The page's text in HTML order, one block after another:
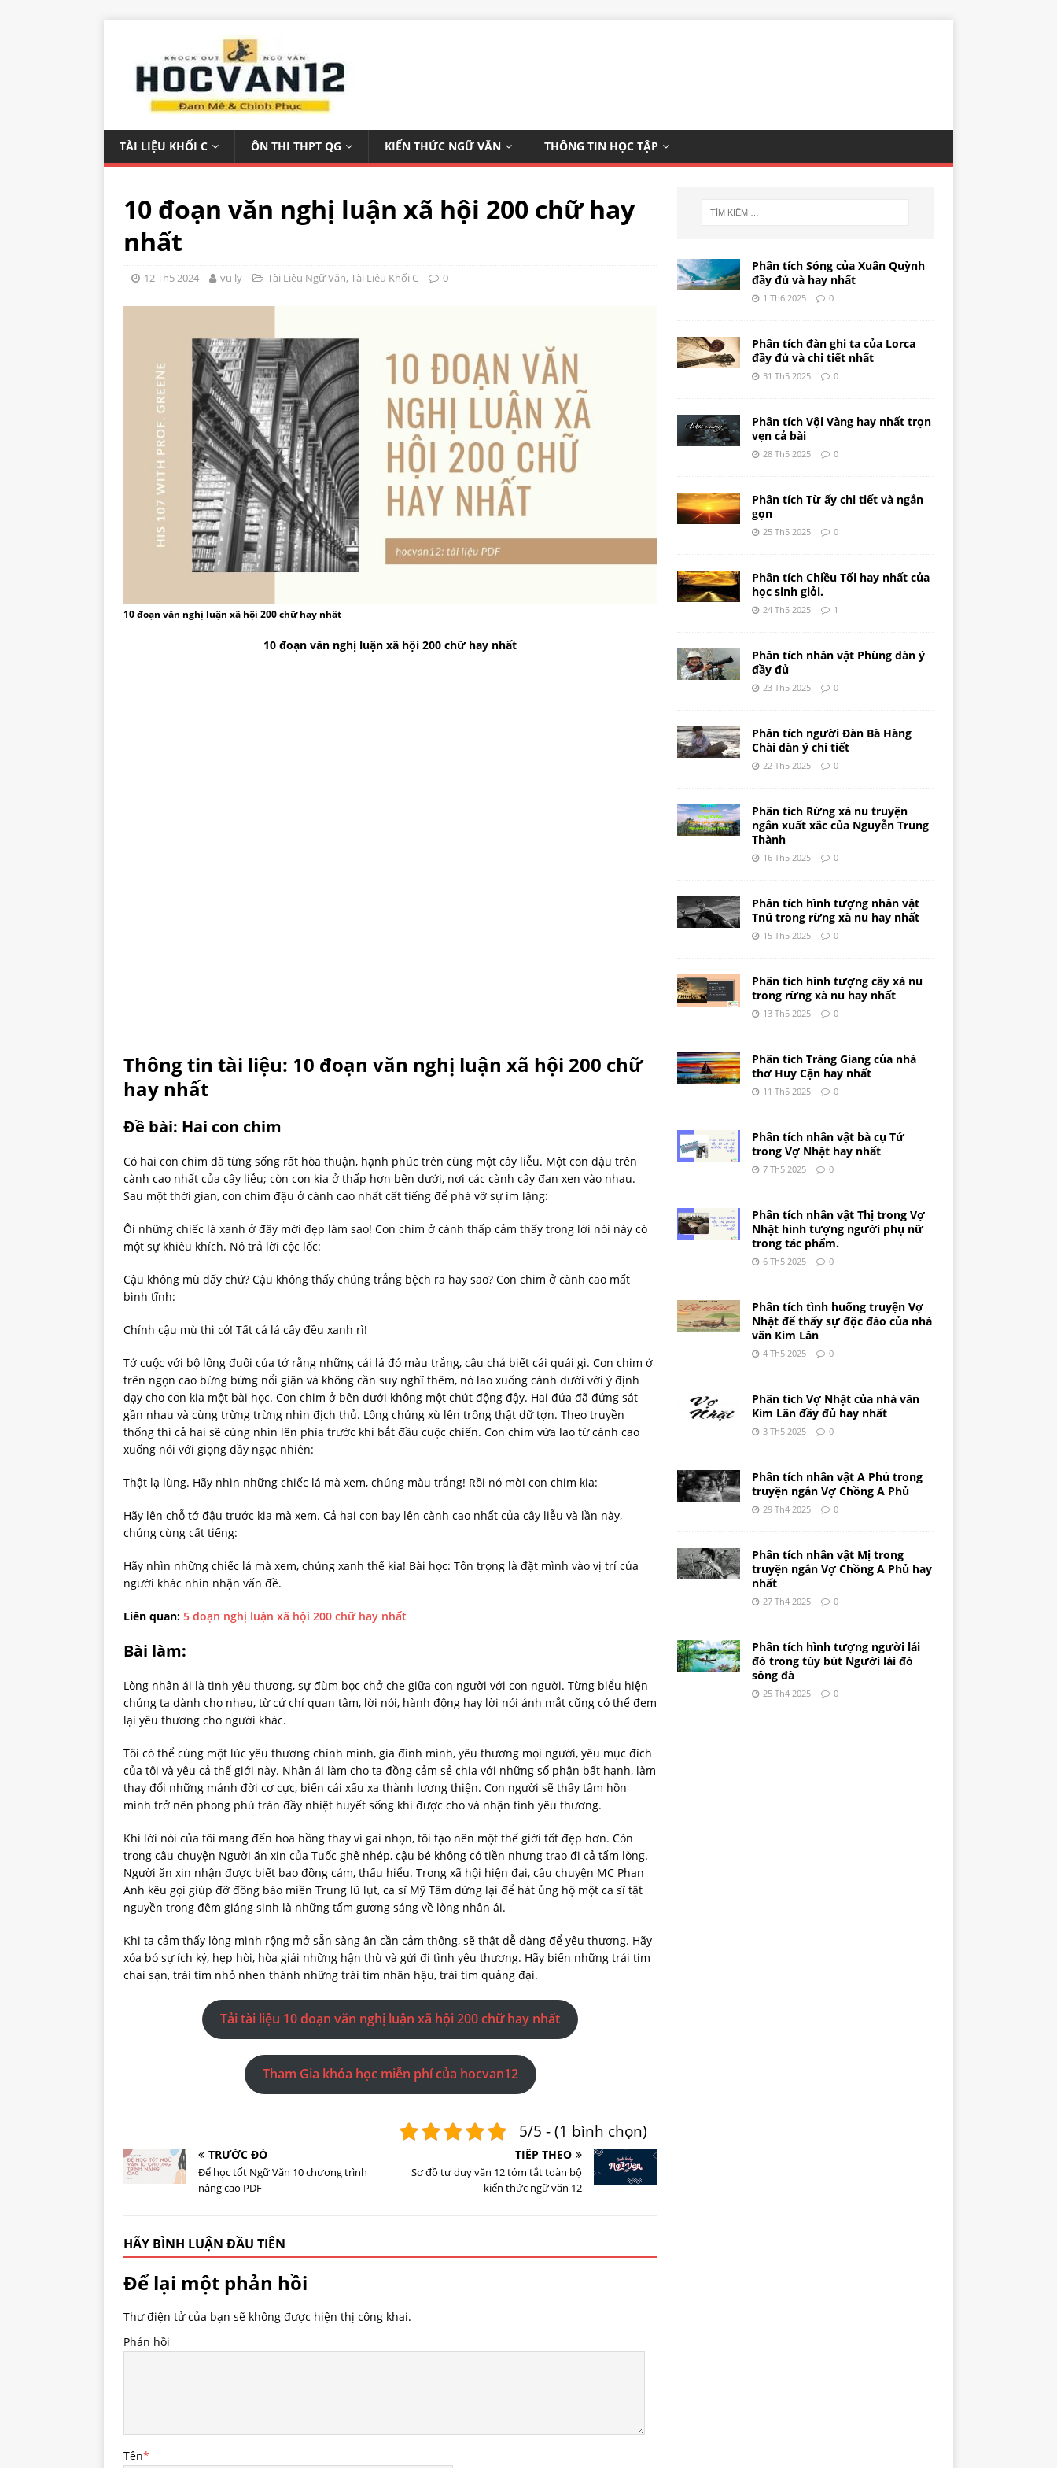
TÀI LIỆU KHỐI C ÔN THI THPT QG KIẾN THỨC NGỮ VĂN THÔNG TIN HỌC TẬP
10 đoạn văn nghị luận xã hội 200 chữ hay
nhất
12 Th5 2024 vu ly Tài Liệu Ngữ Văn, Tài Liệu Khối C 0
10 đoạn văn nghị luận xã hội 200 chữ hay nhất
10 đoạn văn nghị luận xã hội 200 chữ hay nhất
Thông tin tài liệu: 10 đoạn văn nghị luận xã hội 200 chữ
hay nhất
Đề bài: Hai con chim
Có hai con chim đã từng sống rất hòa thuận, hạnh phúc trên cùng một cây liễu. Một con đậu trên
cành cao nhất của cây liễu; còn con kia ở thấp hơn bên dưới, nơi các cành cây đan xen vào nhau.
Sau một thời gian, con chim đậu ở cành cao nhất cất tiếng để phá vỡ sự im lặng:
Ôi những chiếc lá xanh ở đây mới đẹp làm sao! Con chim ở cành thấp cảm thấy trong lời nói này có
một sự khiêu khích. Nó trả lời cộc lốc:
Cậu không mù đấy chứ? Cậu không thấy chúng trắng bệch ra hay sao? Con chim ở cành cao mất
bình tĩnh:
Chính cậu mù thì có! Tất cả lá cây đều xanh rì!
Tớ cuộc với bộ lông đuôi của tớ rằng những cái lá đó màu trắng, cậu chả biết cái quái gì. Con chim ở
trên ngọn cao bừng bừng nổi giận và không cần suy nghĩ thêm, nó lao xuống cành dưới với ý định
dạy cho con kia một bài học. Con chim ở bên dưới không một chút động đậy. Hai đứa đã đứng sát
gần nhau và cùng trừng trừng nhìn địch thủ. Lông chúng xù lên trông thật dữ tợn. Theo truyền
thống thì cả hai sẽ cùng nhìn lên phía trước khi bắt đầu cuộc chiến. Con chim vừa lao từ cành cao
xuống nói với giọng đầy ngạc nhiên:
Thật lạ lùng. Hãy nhìn những chiếc lá mà xem, chúng màu trắng! Rồi nó mời con chim kia:
Hãy lên chỗ tớ đậu trước kia mà xem. Cả hai con bay lên cành cao nhất của cây liễu và lần này,
chúng cùng cất tiếng:
Hãy nhìn những chiếc lá mà xem, chúng xanh thế kia! Bài học: Tôn trọng là đặt mình vào vị trí của
người khác nhìn nhận vấn đề.
Liên quan: 5 đoạn nghị luận xã hội 200 chữ hay nhất
Bài làm:
Lòng nhân ái là tình yêu thương, sự đùm bọc chở che giữa con người với con người. Từng biểu hiện
chúng ta dành cho nhau, từ cử chỉ quan tâm, lời nói, hành động hay lời nói ánh mắt cũng có thể đem
lại yêu thương cho người khác.
Tôi có thể cùng một lúc yêu thương chính mình, gia đình mình, yêu thương mọi người, yêu mục đích
của tôi và yêu cả thế giới này. Nhân ái làm cho ta đồng cảm sẻ chia với những số phận bất hạnh, làm
thay đổi những mảnh đời cơ cực, biến cái xấu xa thành lương thiện. Con người sẽ thấy tâm hồn
mình trở nên phong phú tràn đầy nhiệt huyết sống khi được cho và nhận tình yêu thương.
Khi lời nói của tôi mang đến hoa hồng thay vì gai nhọn, tôi tạo nên một thế giới tốt đẹp hơn. Còn
trong câu chuyện Người ăn xin của Tuốc ghê nhép, cậu bé không có tiền nhưng trao đi cả tấm lòng.
Người ăn xin nhận được biết bao đồng cảm, thấu hiểu. Trong xã hội hiện đại, câu chuyện MC Phan
Anh kêu gọi giúp đỡ đồng bào miền Trung lũ lụt, ca sĩ Mỹ Tâm dừng lại để hát ủng hộ một ca sĩ tật
nguyền trong đêm giáng sinh là những tấm gương sáng về lòng nhân ái.
Khi ta cảm thấy lòng mình rộng mở sẵn sàng ân cần cảm thông, sẽ thật dễ dàng để yêu thương. Hãy
xóa bỏ sự ích kỷ, hẹp hòi, hòa giải những hận thù và gửi đi tình yêu thương. Hãy biến những trái tim
chai sạn, trái tim nhỏ nhen thành những trái tim nhân hậu, trái tim quảng đại.
Tải tài liệu 10 đoạn văn nghị luận xã hội 200 chữ hay nhất
Tham Gia khóa học miễn phí của hocvan12
5/5 - (1 bình chọn)
TRƯỚC ĐÓ
Để học tốt Ngữ Văn 10 chương trình
nâng cao PDF
TIẾP THEO
Sơ đồ tư duy văn 12 tóm tắt toàn bộ
kiến thức ngữ văn 12
HÃY BÌNH LUẬN ĐẦU TIÊN
Để lại một phản hồi
Thư điện tử của bạn sẽ không được hiện thị công khai.
Phản hồi
Tên*
Phân tích Sóng của Xuân Quỳnh
đầy đủ và hay nhất
1 Th6 2025 0
Phân tích đàn ghi ta của Lorca
đầy đủ và chi tiết nhất
31 Th5 2025 0
Phân tích Vội Vàng hay nhất trọn
vẹn cả bài
28 Th5 2025 0
Phân tích Từ ấy chi tiết và ngắn
gọn
25 Th5 2025 0
Phân tích Chiều Tối hay nhất của
học sinh giỏi.
24 Th5 2025 1
Phân tích nhân vật Phùng dàn ý
đầy đủ
23 Th5 2025 0
Phân tích người Đàn Bà Hàng
Chài dàn ý chi tiết
22 Th5 2025 0
Phân tích Rừng xà nu truyện
ngắn xuất xắc của Nguyễn Trung
Thành
16 Th5 2025 0
Phân tích hình tượng nhân vật
Tnú trong rừng xà nu hay nhất
15 Th5 2025 0
Phân tích hình tượng cây xà nu
trong rừng xà nu hay nhất
13 Th5 2025 0
Phân tích Tràng Giang của nhà
thơ Huy Cận hay nhất
11 Th5 2025 0
Phân tích nhân vật bà cụ Tứ
trong Vợ Nhặt hay nhất
7 Th5 2025 0
Phân tích nhân vật Thị trong Vợ
Nhặt hình tượng người phụ nữ
trong tác phẩm.
6 Th5 2025 0
Phân tích tình huống truyện Vợ
Nhặt để thấy sự độc đáo của nhà
văn Kim Lân
4 Th5 2025 0
Phân tích Vợ Nhặt của nhà văn
Kim Lân đầy đủ hay nhất
3 Th5 2025 0
Phân tích nhân vật A Phủ trong
truyện ngắn Vợ Chồng A Phủ
29 Th4 2025 0
Phân tích nhân vật Mị trong
truyện ngắn Vợ Chồng A Phủ hay
nhất
27 Th4 2025 0
Phân tích hình tượng người lái
đò trong tùy bút Người lái đò
sông đà
25 Th4 2025 0